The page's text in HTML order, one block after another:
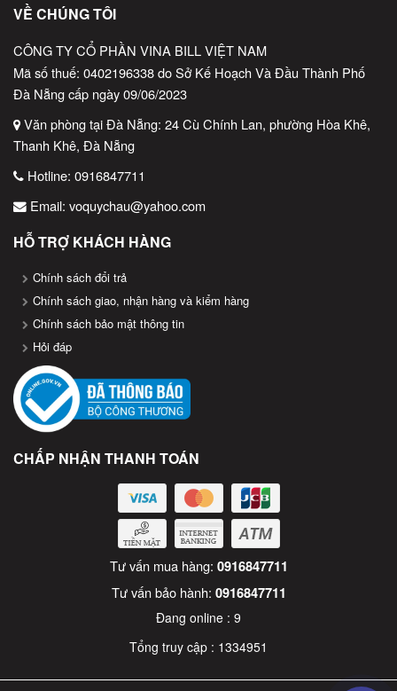
VỀ CHÚNG TÔI
CÔNG TY CỔ PHẦN VINA BILL VIỆT NAM
Mã số thuế: 0402196338 do Sở Kế Hoạch Và Đầu Thành Phố
Đà Nẵng cấp ngày 09/06/2023
Văn phòng tại Đà Nẵng: 24 Cù Chính Lan, phường Hòa Khê,
Thanh Khê, Đà Nẵng
Hotline: 0916847711
Email: voquychau@yahoo.com
HỖ TRỢ KHÁCH HÀNG
Chính sách đổi trả
Chính sách giao, nhận hàng và kiểm hàng
Chính sách bảo mật thông tin
Hỏi đáp
CHẤP NHẬN THANH TOÁN
Tư vấn mua hàng: 0916847711
Tư vấn bảo hành: 0916847711
Đang online : 9
Tổng truy cập : 1334951